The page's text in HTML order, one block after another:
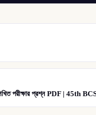
পরীক্ষার প্রশ্ন PDF | 45th